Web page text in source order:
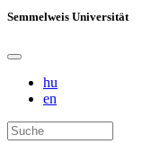
Semmelweis Universität
hu
en